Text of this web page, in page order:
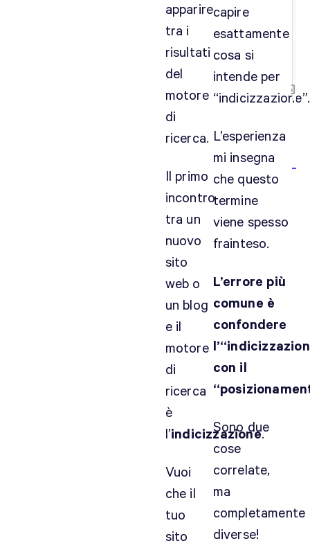
apparire
tra i
risultati
del
motore
di
ricerca.
Il primo
incontro
tra un
nuovo
sito
web o
un blog
e il
motore
di
ricerca
è
l’indicizzazione.
Vuoi
che il
tuo
sito
capire
esattamente
cosa si
intende per
“indicizzazione”.
L’esperienza
mi insegna
che questo
termine
viene spesso
frainteso.
L’errore più
comune è
confondere
con il
Sono due
cose
correlate,
ma
completamente
diverse!